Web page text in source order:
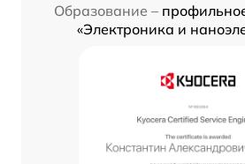
Образование –
«Электроника и